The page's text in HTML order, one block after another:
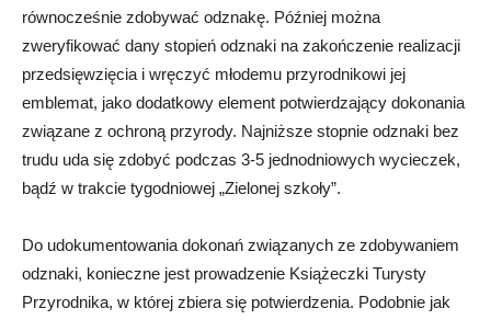
równocześnie zdobywać odznakę. Później można
zweryfikować dany stopień odznaki na zakończenie realizacji
przedsięwzięcia i wręczyć młodemu przyrodnikowi jej
emblemat, jako dodatkowy element potwierdzający dokonania
związane z ochroną przyrody. Najniższe stopnie odznaki bez
trudu uda się zdobyć podczas 3-5 jednodniowych wycieczek,
bądź w trakcie tygodniowej „Zielonej szkoły”.
Do udokumentowania dokonań związanych ze zdobywaniem
odznaki, konieczne jest prowadzenie Książeczki Turysty
Przyrodnika, w której zbiera się potwierdzenia. Podobnie jak